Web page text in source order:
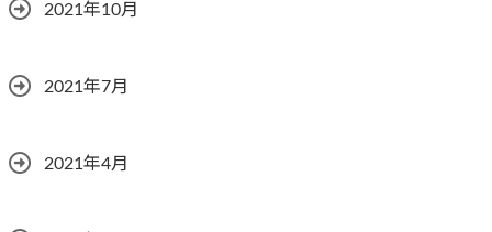
2021年10月
2021年7月
2021年4月